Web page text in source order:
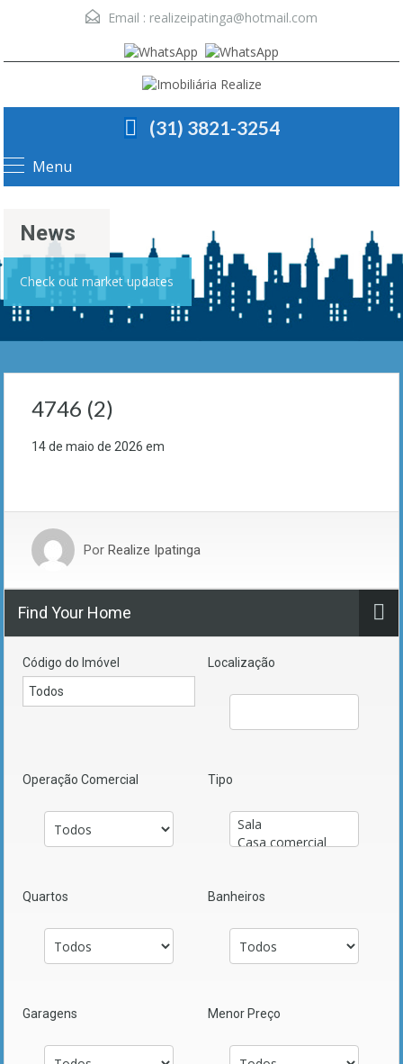
Email : realizeipatinga@hotmail.com
(31) 3821-3254
Menu
News
Check out market updates
4746 (2)
14 de maio de 2026 em
Por Realize Ipatinga
Find Your Home
Código do Imóvel Localização
Operação Comercial Tipo
Quartos Banheiros
Garagens Menor Preço